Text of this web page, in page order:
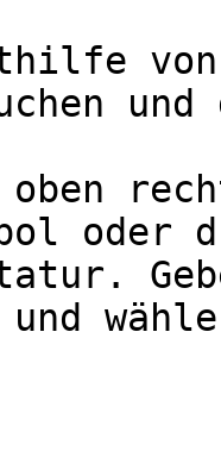
oder
und